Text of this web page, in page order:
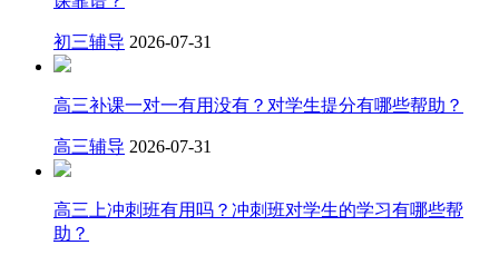
初三辅导 2026-07-31
高三补课一对一有用没有？对学生提分有哪些帮助？
高三辅导 2026-07-31
高三上冲刺班有用吗？冲刺班对学生的学习有哪些帮
助？